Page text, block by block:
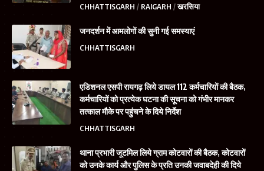
CHHATTISGARH RAIGARH खरसिया
जनदर्शन में आमलोगों की सुनी गई समस्याएं
CHHATTISGARH
एडिशनल एसपी रायगढ़ लिये डायल 112 कर्मचारियों की बैठक,
कर्मचारियों को प्रत्येक घटना की सूचना को गंभीर मानकर
तत्काल मौके पर पहुंचने के दिये निर्देश
CHHATTISGARH
थाना प्रभारी जूटमिल लिये ग्राम कोटवारों की बैठक, कोटवारों
को उनके कार्य और पुलिस के प्रति उनकी जवाबदेही की दिये